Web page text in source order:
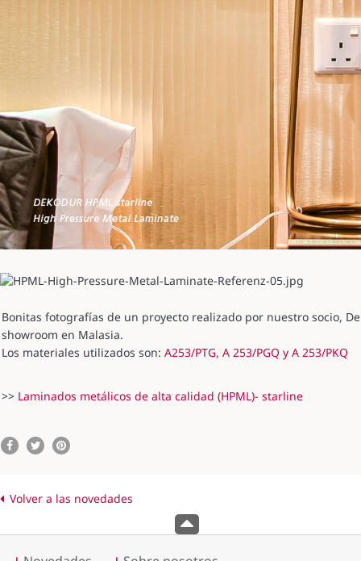
Bonitas fotografías de un proyecto realizado por nuestro socio,
showroom en Malasia.
Los materiales utilizados son: A253/PTG, A 253/PGQ y A 253/PKQ
>> Laminados metálicos de alta calidad (HPML)- starline
Volver a las novedades